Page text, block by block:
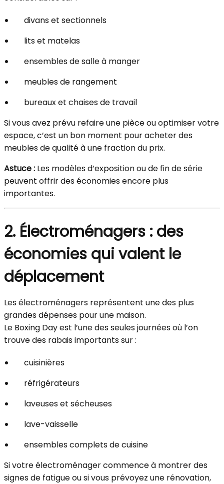
divans et sectionnels
lits et matelas
ensembles de salle à manger
meubles de rangement
bureaux et chaises de travail
Si vous avez prévu refaire une pièce ou optimiser votre
espace, c’est un bon moment pour acheter des
meubles de qualité à une fraction du prix.
Astuce : Les modèles d’exposition ou de fin de série
peuvent offrir des économies encore plus
importantes.
2. Électroménagers : des
économies qui valent le
déplacement
Les électroménagers représentent une des plus
grandes dépenses pour une maison.
Le Boxing Day est l’une des seules journées où l’on
trouve des rabais importants sur :
cuisinières
réfrigérateurs
laveuses et sécheuses
lave-vaisselle
ensembles complets de cuisine
Si votre électroménager commence à montrer des
signes de fatigue ou si vous prévoyez une rénovation,